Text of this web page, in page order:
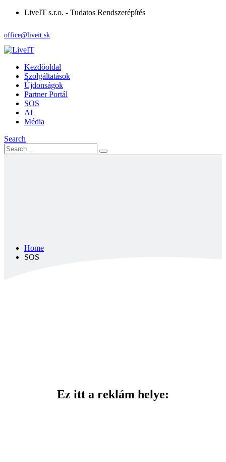
LiveIT s.r.o. - Tudatos Rendszerépítés
office@liveit.sk
Kezdőoldal
Szolgáltatások
Újdonságok
Partner Portál
SOS
AI
Média
Search
Home
SOS
Ez itt a reklám helye: